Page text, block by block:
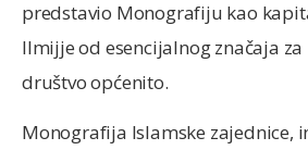
predstavio Monografiju kao
Ilmijje od esencijalnog značaja za
društvo općenito.
Monografija Islamske zajednice,